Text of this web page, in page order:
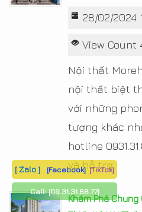
28/02/2024
View Count
Nội thất
nội thất biệt
với những
tượng khác
hotline
và hỗ trợ.
Khám Phá
[ Zalo ] [Facebook] [TikTok]
Call:[09.31.31.88.77]